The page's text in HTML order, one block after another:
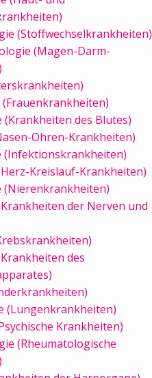
(Stoffwechselkrankheiten)
(Magen-Darm-
(Krankheiten des Blutes)
Ohren-Krankheiten)
Kreislauf-Krankheiten)
der Nerven und
des
(Lungenkrankheiten)
Krankheiten)
(Rheumatologische